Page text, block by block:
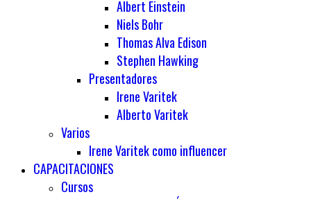
Albert Einstein
Niels Bohr
Thomas Alva Edison
Stephen Hawking
Presentadores
Irene Varitek
Alberto Varitek
Varios
Irene Varitek como influencer
CAPACITACIONES
Cursos